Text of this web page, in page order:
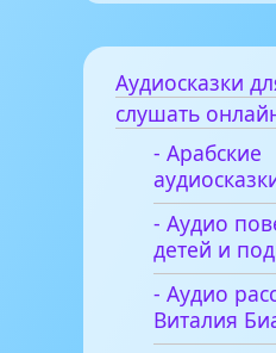
Аудиосказки
слушать
- Арабские
- Аудио
детей и
- Аудио
Виталия